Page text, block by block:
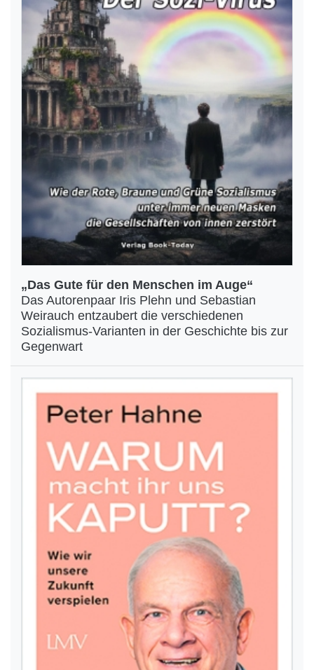
„Das Gute für den Menschen im Auge“
Das Autorenpaar Iris Plehn und Sebastian
Weirauch entzaubert die verschiedenen
Sozialismus-Varianten in der Geschichte bis zur
Gegenwart